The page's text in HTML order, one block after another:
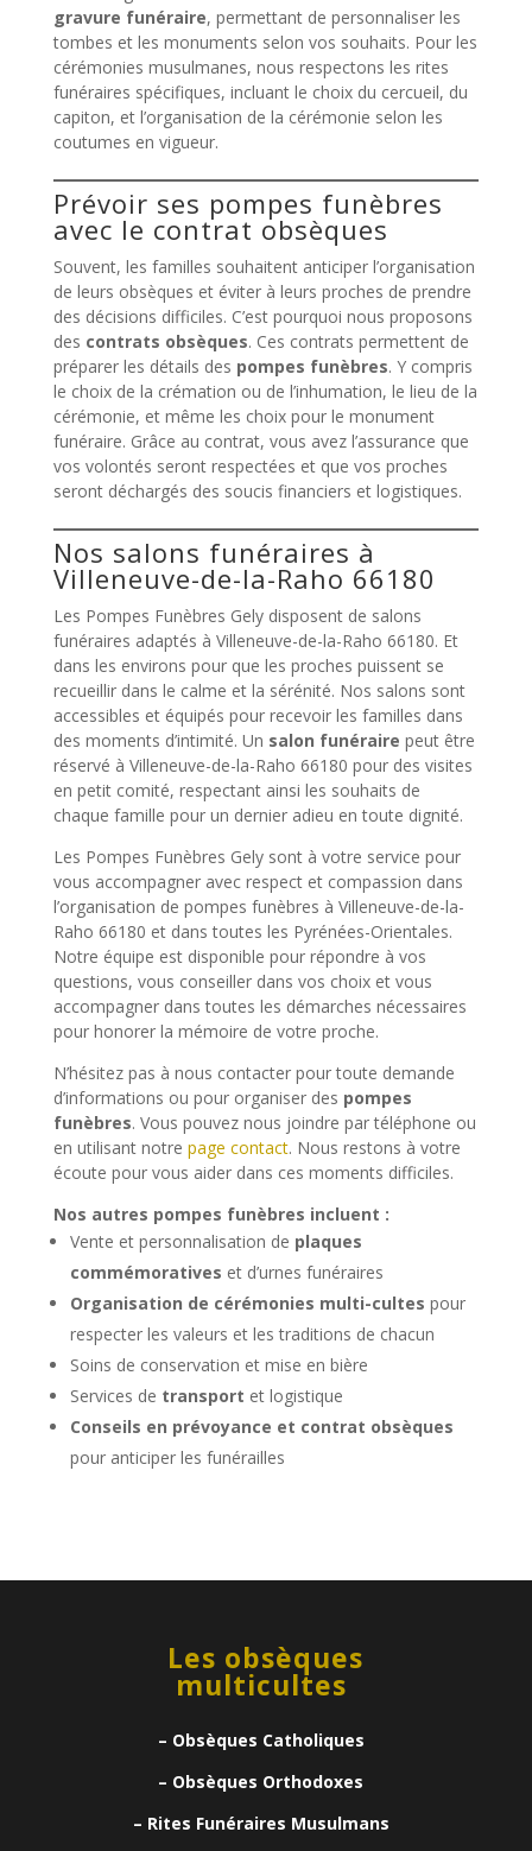
gravure funéraire, permettant de personnaliser les
tombes et les monuments selon vos souhaits. Pour les
cérémonies musulmanes, nous respectons les rites
funéraires spécifiques, incluant le choix du cercueil, du
capiton, et l’organisation de la cérémonie selon les
coutumes en vigueur.
Prévoir ses pompes funèbres
avec le contrat obsèques
Souvent, les familles souhaitent anticiper l’organisation
de leurs obsèques et éviter à leurs proches de prendre
des décisions difficiles. C’est pourquoi nous proposons
des contrats obsèques. Ces contrats permettent de
préparer les détails des pompes funèbres. Y compris
le choix de la crémation ou de l’inhumation, le lieu de la
cérémonie, et même les choix pour le monument
funéraire. Grâce au contrat, vous avez l’assurance que
vos volontés seront respectées et que vos proches
seront déchargés des soucis financiers et logistiques.
Nos salons funéraires à
Villeneuve-de-la-Raho 66180
Les Pompes Funèbres Gely disposent de salons
funéraires adaptés à Villeneuve-de-la-Raho 66180. Et
dans les environs pour que les proches puissent se
recueillir dans le calme et la sérénité. Nos salons sont
accessibles et équipés pour recevoir les familles dans
des moments d’intimité. Un salon funéraire peut être
réservé à Villeneuve-de-la-Raho 66180 pour des visites
en petit comité, respectant ainsi les souhaits de
chaque famille pour un dernier adieu en toute dignité.
Les Pompes Funèbres Gely sont à votre service pour
vous accompagner avec respect et compassion dans
l’organisation de pompes funèbres à Villeneuve-de-la-
Raho 66180 et dans toutes les Pyrénées-Orientales.
Notre équipe est disponible pour répondre à vos
questions, vous conseiller dans vos choix et vous
accompagner dans toutes les démarches nécessaires
pour honorer la mémoire de votre proche.
N’hésitez pas à nous contacter pour toute demande
d’informations ou pour organiser des pompes
funèbres. Vous pouvez nous joindre par téléphone ou
en utilisant notre page contact. Nous restons à votre
écoute pour vous aider dans ces moments difficiles.
Nos autres pompes funèbres incluent :
Vente et personnalisation de plaques
commémoratives et d’urnes funéraires
Organisation de cérémonies multi-cultes pour
respecter les valeurs et les traditions de chacun
Soins de conservation et mise en bière
Services de transport et logistique
Conseils en prévoyance et contrat obsèques
pour anticiper les funérailles
Les obsèques
multicultes
– Obsèques Catholiques
– Obsèques Orthodoxes
– Rites Funéraires Musulmans